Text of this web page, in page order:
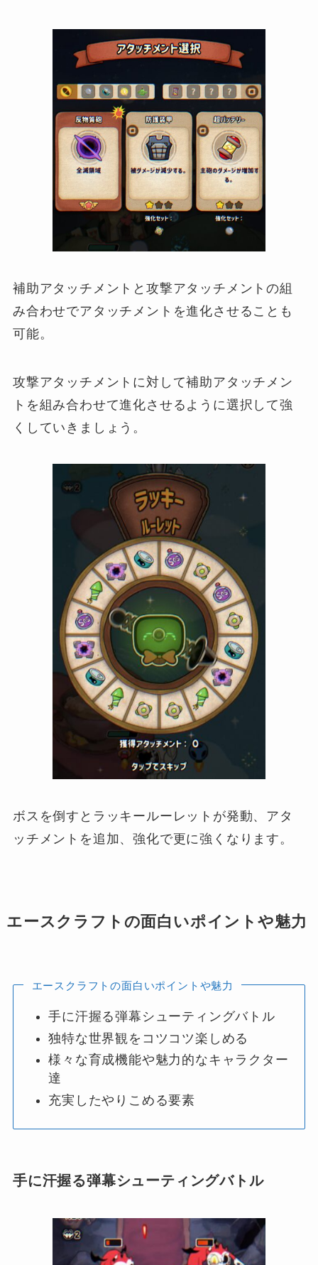
補助アタッチメントと攻撃アタッチメントの組
み合わせでアタッチメントを進化させることも
可能。
攻撃アタッチメントに対して補助アタッチメン
トを組み合わせて進化させるように選択して強
くしていきましょう。
ボスを倒すとラッキールーレットが発動、アタ
ッチメントを追加、強化で更に強くなります。
エースクラフトの面白いポイントや魅力
エースクラフトの面白いポイントや魅力
手に汗握る弾幕シューティングバトル
独特な世界観をコツコツ楽しめる
様々な育成機能や魅力的なキャラクター
達
充実したやりこめる要素
手に汗握る弾幕シューティングバトル